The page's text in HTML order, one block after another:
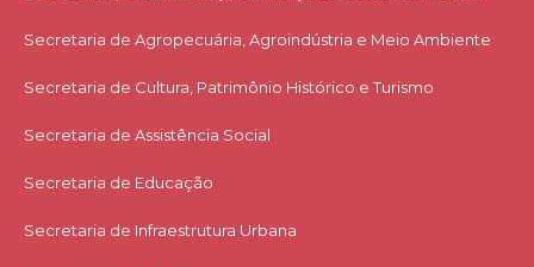
Secretaria de Agropecuária, Agroindústria e Meio Ambiente
Secretaria de Cultura, Patrimônio Histórico e Turismo
Secretaria de Assistência Social
Secretaria de Educação
Secretaria de Infraestrutura Urbana